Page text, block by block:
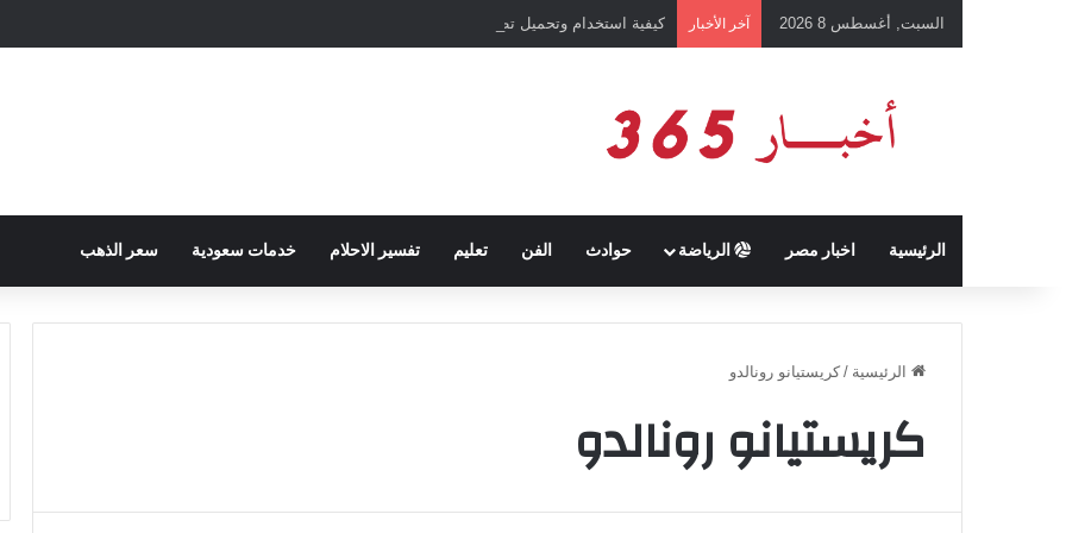
السبت, أغسطس 8 2026 آخر الأخبار كيفية استخدام وتحميل تطبيق chatGPT وإجراء المحادثات المباشرة والمراسلات الفورية
الرئيسية اخبار مصر الرياضة حوادث الفن تعليم تفسير الاحلام خدمات سعودية سعر الذهب
الرئيسية / كريستيانو رونالدو
كريستيانو رونالدو